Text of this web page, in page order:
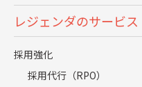
レジェンダのサービス
採用強化
採用代行（RPO）
非直接